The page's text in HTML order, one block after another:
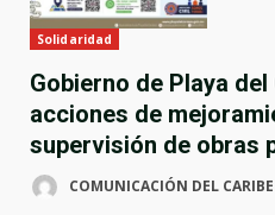
Solidaridad
Gobierno de Playa
acciones de
supervisión de obras
COMUNICACIÓN DEL CARIBE